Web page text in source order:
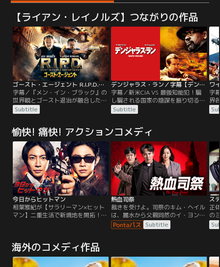
【ライアン・レイノルズ】つながりの作品
ゴースト・エージェント R.I.P.D.／字幕【ライアン・レイノルズ＋ジェフ・ブリッジス】
字幕／『メン・イン・ブラック』の
世界観とゴースト退治が融合したバ
ディアクション・エンターテインメ
ント！人間の姿で現世にはびこる悪
後の世界のエージェント、その名も
「R.I.P.D.」！ユニークな悪霊退治の
方法やモンスター化したゴーストと
の壮絶な戦いを最新のVFX技術で映
像化した大迫力のアクション作品！
Subtitle
デンジャラス・ラン／字幕【デンゼル・ワシントン主演】
字幕／新米CIA VS 最強知能犯！騙
し騙される国家の陰謀を振り切る危
険すぎる逃走！＜ボーン・アイデン
ティティー＞シリーズのスタッフが
感せよ！世界から狙われる男と逃げ
る、危険すぎる32時間！CIAの隠れ
家に一人の男が連行されてきた。
「奴らは、俺を狙っている。お前は
俺を守る義務がある。どうする？」
Subtitle
字
界
史
ー
活
を
ト
う
愉快! 痛快! アクションコメディ
今日からヒットマン
相葉雅紀が【サラリーマン×ヒット
マン】二重生活で新境地を開拓！！
に…誰も見たことがない≪アクショ
ン・コメディー≫ドラマが開幕！！
熱血司祭
裁きを受けよ。司祭のキム・ヘイル
は、麗水から父親同然のイ・ヨンジ
ュン神父がいるソウルのクダム聖堂
にやって来る。イ神父に温かく迎え
す。一方、上昇志向の強いソウル地
Subtitle
ス
正
の
権
財
手
海外のコメディ作品